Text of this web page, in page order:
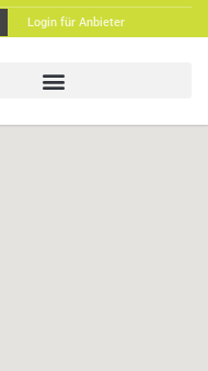
Login für Anbieter